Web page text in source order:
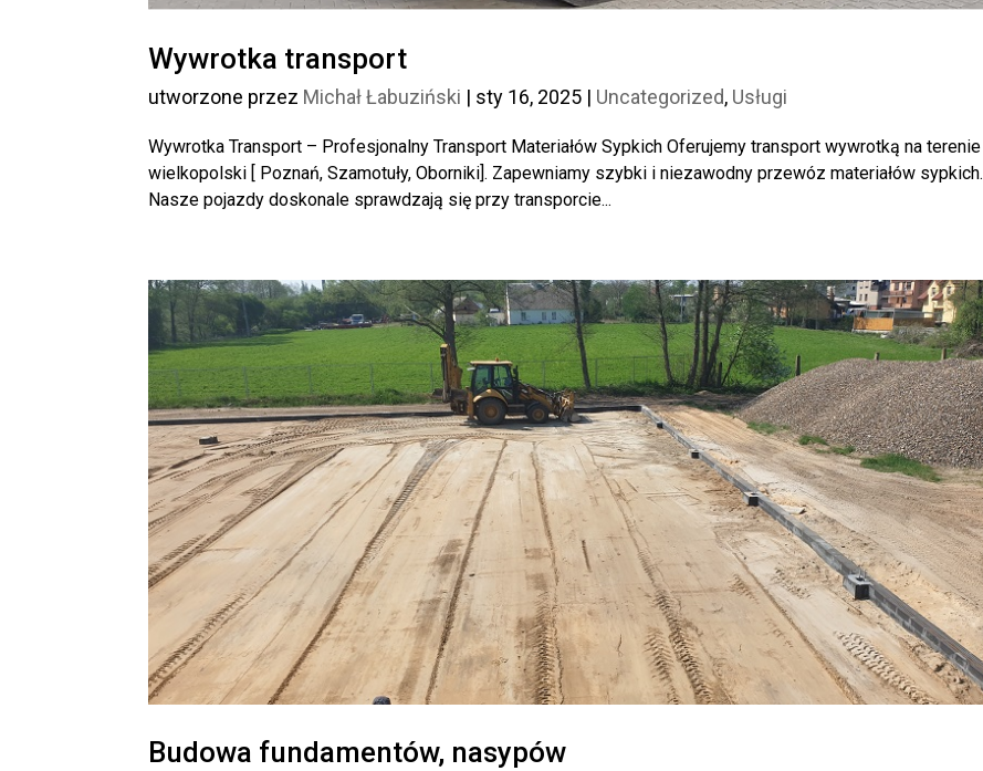
Wywrotka transport
utworzone przez Michał Łabuziński | sty 16, 2025 | Uncategorized, Usługi
Wywrotka Transport – Profesjonalny Transport Materiałów Sypkich Oferujemy transport wywrotką na terenie
wielkopolski [ Poznań, Szamotuły, Oborniki]. Zapewniamy szybki i niezawodny przewóz materiałów sypkich.
Nasze pojazdy doskonale sprawdzają się przy transporcie...
Budowa fundamentów, nasypów